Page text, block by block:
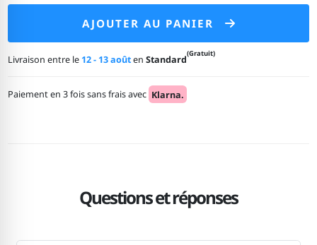
AJOUTER AU PANIER
Livraison entre le 12 - 13 aoûtenStandard(Gratuit)
Paiement en 3 fois sans frais avec Klarna.
Questions et réponses